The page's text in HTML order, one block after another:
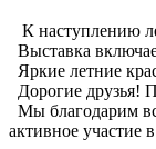
К наступлению
Выставка
Яркие летние
Дорогие друзья!
Мы благодарим
активное участие